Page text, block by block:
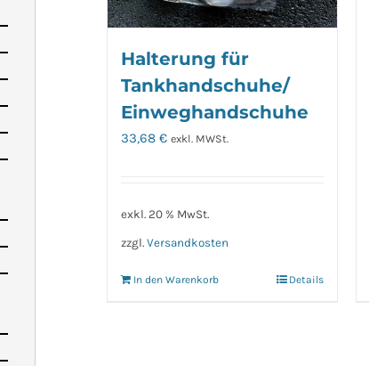
Halterung für
Tankhandschuhe/
Einweghandschuhe
33,68€ exkl. MWSt.
exkl. 20 % MwSt.
zzgl.Versandkosten
In den Warenkorb Details